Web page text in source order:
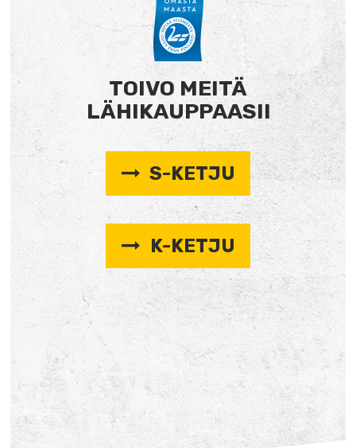
TOIVO MEITÄ
LÄHIKAUPPAASI!
S-KETJU
K-KETJU